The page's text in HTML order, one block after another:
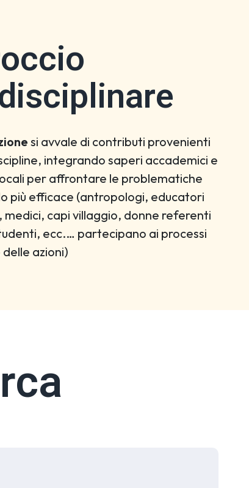
si avvale di contributi provenienti
integrando saperi accademici e
per affrontare le problematiche
più efficace (antropologi, educatori
medici, capi villaggio, donne referenti
ecc.… partecipano ai processi
azioni)